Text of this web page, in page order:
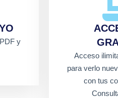
y
Acceso
para verlo
con tus